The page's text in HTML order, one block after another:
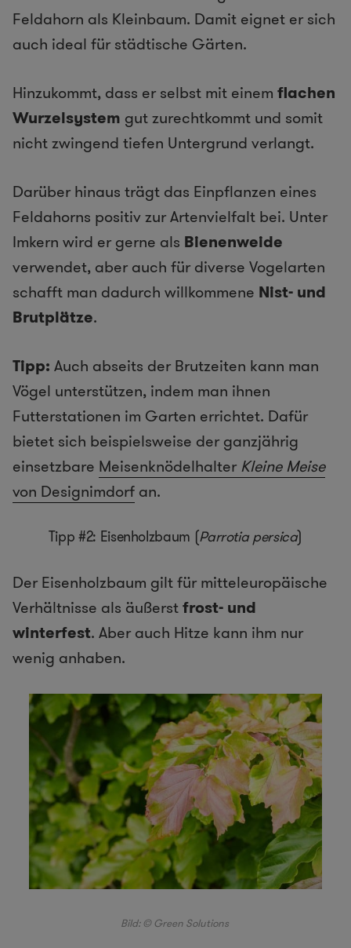
Feldahorn als Kleinbaum. Damit eignet er sich
auch ideal für städtische Gärten.
Hinzukommt, dass er selbst mit einem flachen
Wurzelsystem gut zurechtkommt und somit
nicht zwingend tiefen Untergrund verlangt.
Darüber hinaus trägt das Einpflanzen eines
Feldahorns positiv zur Artenvielfalt bei. Unter
Imkern wird er gerne als Bienenweide
verwendet, aber auch für diverse Vogelarten
schafft man dadurch willkommene Nist- und
Brutplätze.
Tipp: Auch abseits der Brutzeiten kann man
Vögel unterstützen, indem man ihnen
Futterstationen im Garten errichtet. Dafür
bietet sich beispielsweise der ganzjährig
einsetzbare Meisenknödelhalter Kleine Meise
von Designimdorf an.
Tipp #2: Eisenholzbaum (Parrotia persica)
Der Eisenholzbaum gilt für mitteleuropäische
Verhältnisse als äußerstfrost- und
winterfest. Aber auch Hitze kann ihm nur
wenig anhaben.
Bild: © Green Solutions